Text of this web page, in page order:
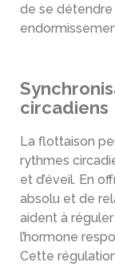
de se détendre
circadiens
La flottaison
rythmes
et d’éveil. En
absolu et de
aident à
l’hormone
Cette